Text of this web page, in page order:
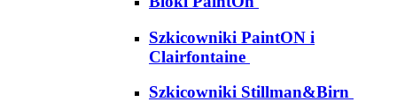
Szkicowniki PaintON i
Clairfontaine
Szkicowniki Stillman&Birn